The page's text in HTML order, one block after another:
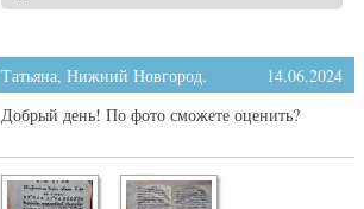
Татьяна, Нижний Новгород.
14.06.2024
Добрый день! По фото сможете оценить?